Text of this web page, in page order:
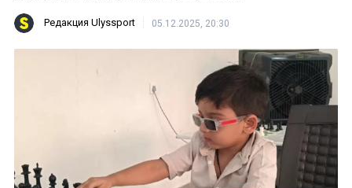
Редакция Ulyssport 05.12.2025, 20:30